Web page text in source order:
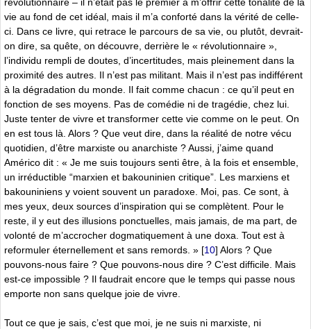
vie au fond de cet idéal, mais il m’a conforté dans la vérité de celle-
ci. Dans ce livre, qui retrace le parcours de sa vie, ou plutôt, devrait-
on dire, sa quête, on découvre, derrière le « révolutionnaire »,
l’individu rempli de doutes, d’incertitudes, mais pleinement dans la
proximité des autres. Il n’est pas militant. Mais il n’est pas indifférent
à la dégradation du monde. Il fait comme chacun : ce qu’il peut en
fonction de ses moyens. Pas de comédie ni de tragédie, chez lui.
Juste tenter de vivre et transformer cette vie comme on le peut. On
en est tous là. Alors ? Que veut dire, dans la réalité de notre vécu
quotidien, d’être marxiste ou anarchiste ? Aussi, j’aime quand
Américo dit : « Je me suis toujours senti être, à la fois et ensemble,
un irréductible “marxien et bakouninien critique”. Les marxiens et
bakouniniens y voient souvent un paradoxe. Moi, pas. Ce sont, à
mes yeux, deux sources d’inspiration qui se complètent. Pour le
reste, il y eut des illusions ponctuelles, mais jamais, de ma part, de
volonté de m’accrocher dogmatiquement à une doxa. Tout est à
reformuler éternellement et sans remords. » [10] Alors ? Que
pouvons-nous faire ? Que pouvons-nous dire ? C’est difficile. Mais
est-ce impossible ? Il faudrait encore que le temps qui passe nous
emporte non sans quelque joie de vivre.
Tout ce que je sais, c’est que moi, je ne suis ni marxiste, ni